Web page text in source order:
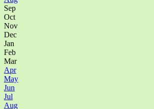
Sep
Oct
Nov
Dec
Jan
Feb
Mar
Apr
May
Jun
Jul
Aug